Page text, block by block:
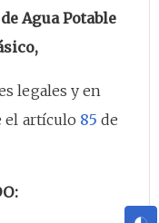
Agua Potable
legales y en
el artículo 85 de